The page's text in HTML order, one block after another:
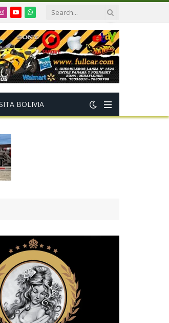
Instagram
YouTubeWhatsApp
BOLIVIA